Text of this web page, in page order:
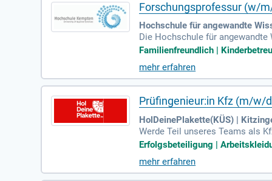
Forschungsprofessur (w/
Hochschule für angewandte
Die Hochschule für
h Fahrzeugtechnik und
tnisse in mindestens zwei
eugprüftechnik oder den
Familienfreundlich |
mehr erfahren
Prüfingenieur:in Kfz (m/w/
HolDeinePlakette(KÜS) |
Werde Teil unseres Teams als
Wir schätzen Zuverlässigkeit
ährlich, inklusive einem
stagen für deine Erholung.
ten.
Erfolgsbeteiligung |
mehr erfahren